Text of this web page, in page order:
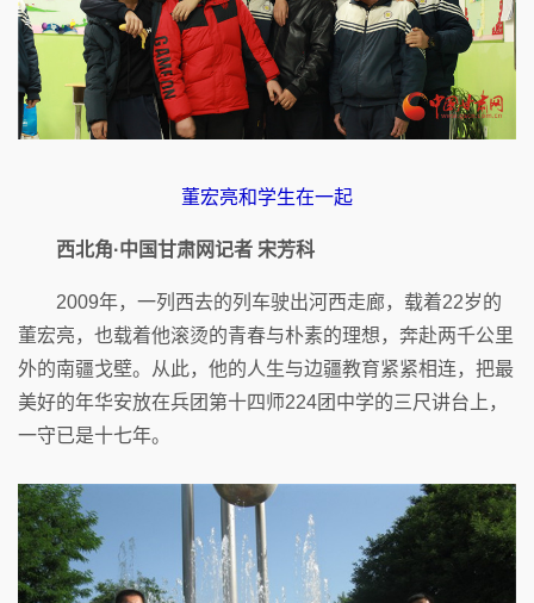
董宏亮和学生在一起
西北角·中国甘肃网记者 宋芳科
2009年，一列西去的列车驶出河西走廊，载着22岁的
董宏亮，也载着他滚烫的青春与朴素的理想，奔赴两千公里
外的南疆戈壁。从此，他的人生与边疆教育紧紧相连，把最
美好的年华安放在兵团第十四师224团中学的三尺讲台上，
一守已是十七年。